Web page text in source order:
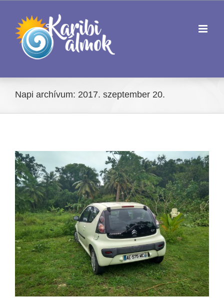
Napi archívum: 2017. szeptember 20.